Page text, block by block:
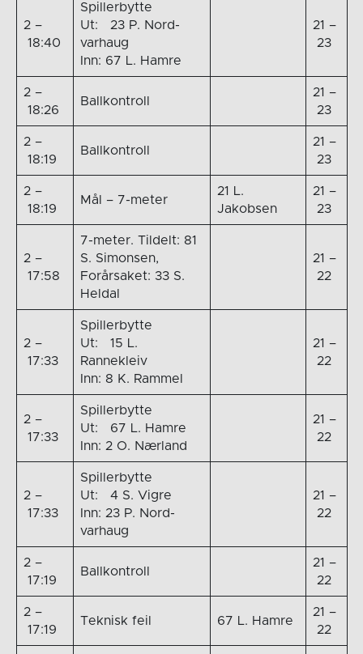
2 –
18:40
Spillerbytte
Ut: 23 P. Nord-
varhaug
Inn: 67 L. Hamre
21 –
23
2 –
18:26
Ballkontroll
21 –
23
2 –
18:19
Ballkontroll
21 –
23
2 –
18:19
Mål – 7-meter
21 L.
Jakobsen
21 –
23
2 –
17:58
7-meter. Tildelt: 81
S. Simonsen,
Forårsaket: 33 S.
Heldal
21 –
22
2 –
17:33
Spillerbytte
Ut: 15 L.
Rannekleiv
Inn: 8 K. Rammel
21 –
22
2 –
17:33
Spillerbytte
Ut: 67 L. Hamre
Inn: 2 O. Nærland
21 –
22
2 –
17:33
Spillerbytte
Ut: 4 S. Vigre
Inn: 23 P. Nord-
varhaug
21 –
22
2 –
17:19
Ballkontroll
21 –
22
2 –
17:19
Teknisk feil 67 L. Hamre
21 –
22